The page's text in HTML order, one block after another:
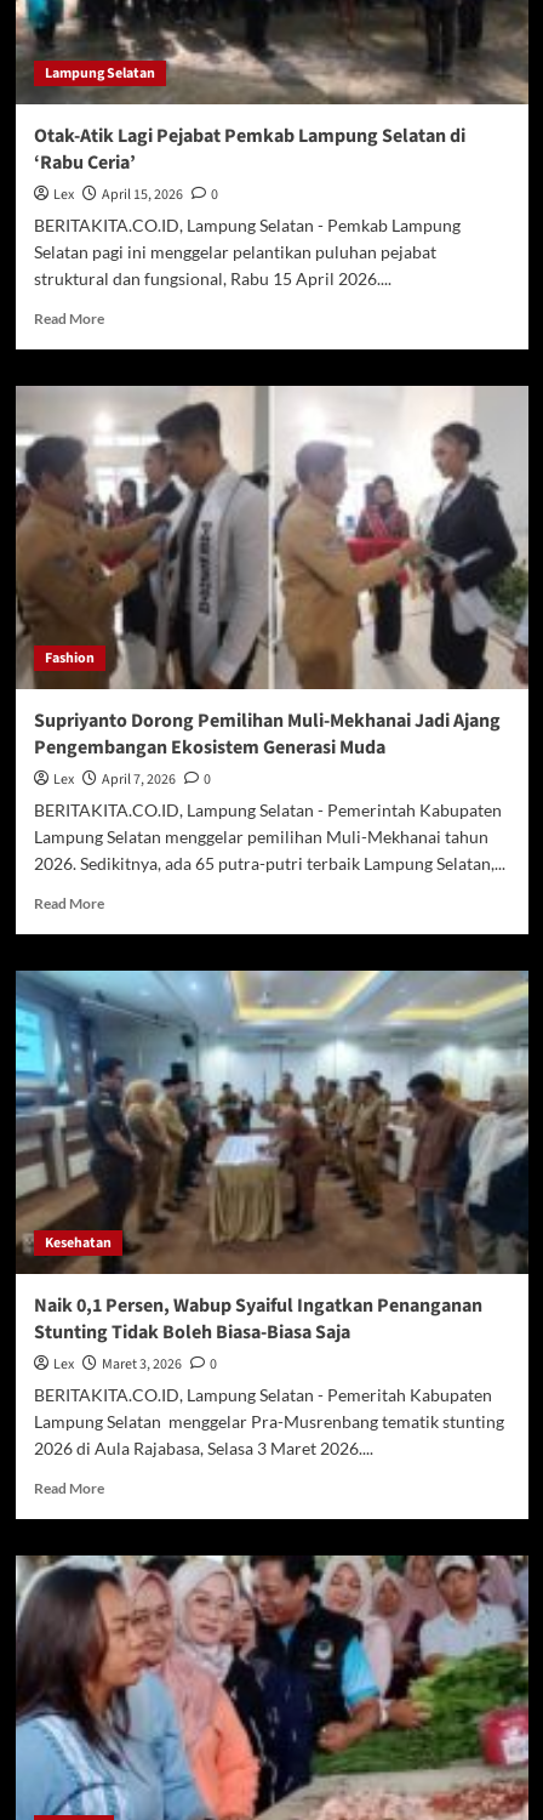
Lampung Selatan
Otak-Atik Lagi Pejabat Pemkab Lampung Selatan di
‘Rabu Ceria’
Lex April 15, 2026
0
BERITAKITA.CO.ID, Lampung Selatan - Pemkab Lampung
Selatan pagi ini menggelar pelantikan puluhan pejabat
struktural dan fungsional, Rabu 15 April 2026....
Read MoreRead
Otak-
Atik
Lagi
Pejabat
Pemkab
Lampung
Selatan
‘Rabu
Ceria’
Fashion
Supriyanto Dorong Pemilihan Muli-Mekhanai Jadi Ajang
Pengembangan Ekosistem Generasi Muda
Lex April 7, 2026
0
BERITAKITA.CO.ID, Lampung Selatan - Pemerintah Kabupaten
Lampung Selatan menggelar pemilihan Muli-Mekhanai tahun
2026. Sedikitnya, ada 65 putra-putri terbaik Lampung Selatan,...
Read MoreRead
Supriyanto
Dorong
Pemilihan
Mekhanai
Jadi
Ajang
Pengembangan
Ekosistem
Muda
Kesehatan
Naik 0,1 Persen, Wabup Syaiful Ingatkan Penanganan
Stunting Tidak Boleh Biasa-Biasa Saja
Lex Maret 3, 2026
0
BERITAKITA.CO.ID, Lampung Selatan - Pemeritah Kabupaten
Lampung Selatan menggelar Pra-Musrenbang tematik stunting
2026 di Aula Rajabasa, Selasa 3 Maret 2026....
Read MoreRead
Naik
0,1
Persen,
Wabup
Syaiful
Ingatkan
Penanganan
Stunting
Tidak
Boleh
Biasa-
Biasa